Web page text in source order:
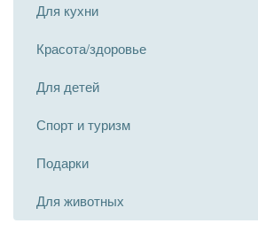
Для кухни
Красота/здоровье
Для детей
Спорт и туризм
Подарки
Для животных